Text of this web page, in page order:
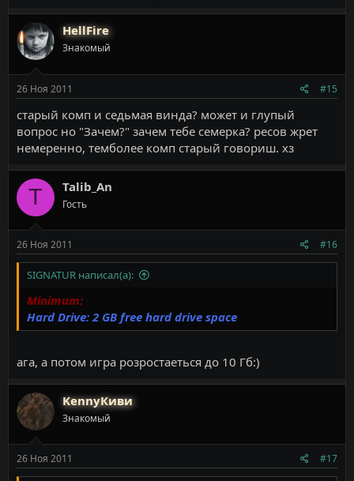
HellFire
Знакомый
26 Ноя 2011 #15
старый комп и седьмая винда? может и глупый
вопрос но "Зачем?" зачем тебе семерка? ресов жрет
немеренно, темболее комп старый говориш. хз
T Talib_An
Гость
26 Ноя 2011 #16
SIGNATUR написал(а):
Minimum:
Hard Drive: 2 GB free hard drive space
ага, а потом игра розростаеться до 10 Гб:)
KennyКиви
Знакомый
26 Ноя 2011 #17